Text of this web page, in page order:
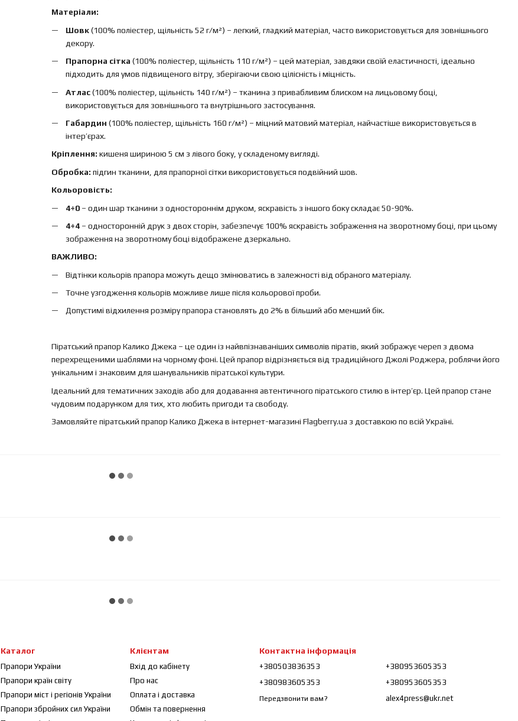
Матеріали:
Шовк(100% поліестер, щільність 52 г/м²) – легкий, гладкий матеріал, часто використовується для зовнішнього
декору.
Прапорна сітка (100% поліестер, щільність 110 г/м²) – цей матеріал, завдяки своїй еластичності, ідеально
підходить для умов підвищеного вітру, зберігаючи свою цілісність і міцність.
Атлас(100% поліестер, щільність 140 г/м²) – тканина з привабливим блиском на лицьовому боці,
використовується для зовнішнього та внутрішнього застосування.
Габардин (100% поліестер, щільність 160 г/м²) – міцний матовий матеріал, найчастіше використовується в
інтер’єрах.
Кріплення: кишеня шириною 5 см з лівого боку, у складеному вигляді.
Обробка: підгин тканини, для прапорної сітки використовується подвійний шов.
Кольоровість:
4+0– один шар тканини з одностороннім друком, яскравість з іншого боку складає 50-90%.
4+4– односторонній друк з двох сторін, забезпечує 100% яскравість зображення на зворотному боці, при цьому
зображення на зворотному боці відображене дзеркально.
ВАЖЛИВО:
Відтінки кольорів прапора можуть дещо змінюватись в залежності від обраного матеріалу.
Точне узгодження кольорів можливе лише після кольорової проби.
Допустимі відхилення розміру прапора становлять до 2% в більший або менший бік.
Піратський прапор Калико Джека – це один із найвпізнаваніших символів піратів, який зображує череп з двома
перехрещеними шаблями на чорному фоні. Цей прапор відрізняється від традиційного Джолі Роджера, роблячи його
унікальним і знаковим для шанувальників піратської культури.
Ідеальний для тематичних заходів або для додавання автентичного піратського стилю в інтер’єр. Цей прапор стане
чудовим подарунком для тих, хто любить пригоди та свободу.
Замовляйте піратський прапор Калико Джека в інтернет-магазині Flagberry.ua з доставкою по всій Україні.
Каталог
Прапори України
Прапори країн світу
Прапори міст і регіонів України
Прапори збройних сил України
Клієнтам
Вхід до кабінету
Про нас
Оплата і доставка
Обмін та повернення
Контактна інформація
+380503836353
+380983605353
Передзвонити вам?
+380953605353
+380953605353
alex4press@ukr.net